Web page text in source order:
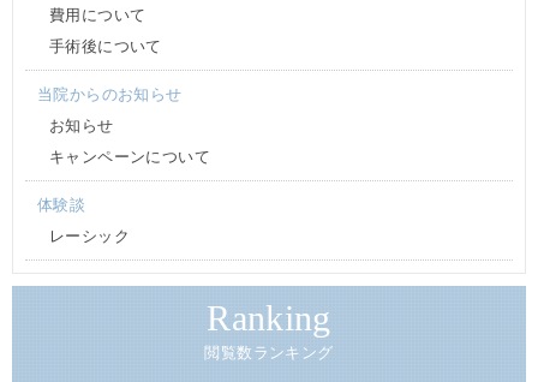
費用について
手術後について
当院からのお知らせ
お知らせ
キャンペーンについて
体験談
レーシック
Ranking
閲覧数ランキング